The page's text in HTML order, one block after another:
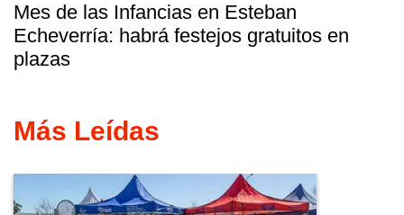
Mes de las Infancias en Esteban
Echeverría: habrá festejos gratuitos en
plazas
Más Leídas